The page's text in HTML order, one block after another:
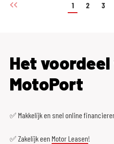
1 2 3
Het voordeel
MotoPort
✅ Makkelijk en snel online
✅ Zakelijk een Motor Leasen!